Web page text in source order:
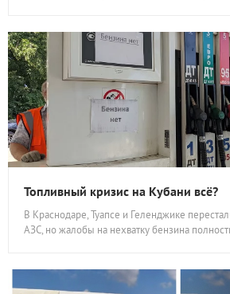
Топливный кризис на Кубани всё?
В Краснодаре, Туапсе и Геленджике
АЗС, но жалобы на нехватку бензина